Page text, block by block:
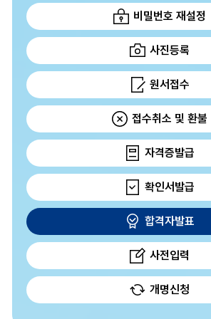
비밀번호 재설정
사진등록
원서접수
접수취소 및 환불
자격증발급
확인서발급
합격자발표
사전입력
개명신청